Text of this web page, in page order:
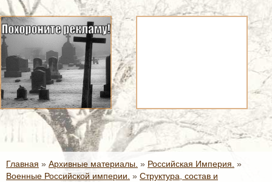
Главная » Архивные материалы. » Российская Империя. »
Военные Российской империи. » Структура, состав и